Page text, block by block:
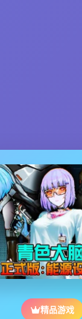
精品游戏